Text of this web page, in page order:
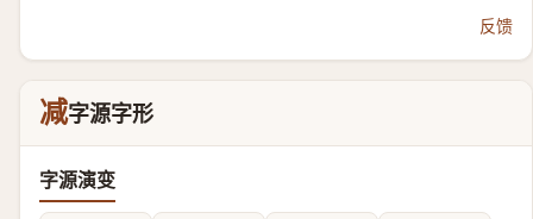
反馈
减字源字形
字源演变